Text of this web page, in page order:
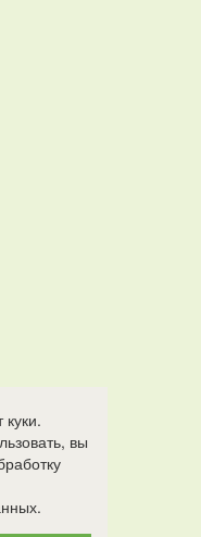
вы